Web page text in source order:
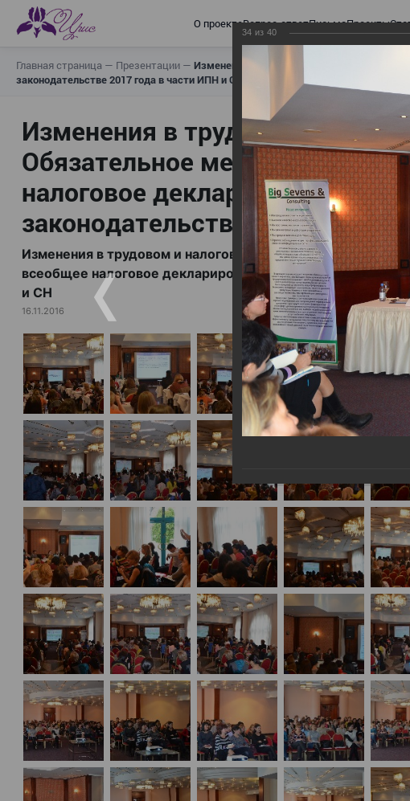
О проектеВопрос-ответПисьмаПроекты
Главная страница — Презентации — Изменения в трудовом и налоговом
законодательстве 2017 года в части ИПН и СН
Изменения в трудовом и
Обязательное медицинское
налоговое декларирование,
законодательстве 2017 года
Изменения в трудовом и налоговом законодательстве:
всеобщее налоговое декларирование, изменения в
и СН
16.11.2016
34 из 40